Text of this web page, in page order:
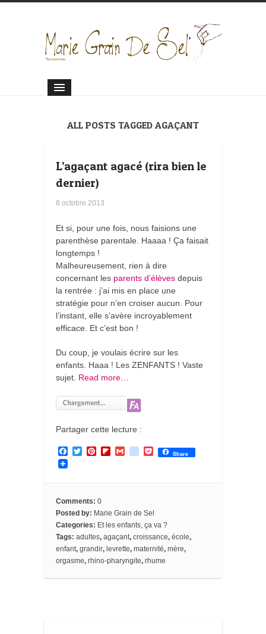
ALL POSTS TAGGED AGAÇANT
L’agaçant agacé (rira bien le
dernier)
8 octobre 2013
Et si, pour une fois, nous faisions une
parenthèse parentale. Haaaa ! Ça faisait
longtemps !
Malheureusement, rien à dire
concernant les parents d’élèves depuis
la rentrée : j’ai mis en place une
stratégie pour n’en croiser aucun. Pour
l’instant, elle s’avère incroyablement
efficace. Et c’est bon !
Du coup, je voulais écrire sur les
enfants. Haaa ! Les ZENFANTS ! Vaste
sujet. Read more…
Partager cette lecture :
F
o
k
T
e
r
P
r
e
s
t
F
a
r
d
b
o
o
k
a
P
o
Share
Comments: 0
Posted by: Marie Grain de Sel
Categories: Et les enfants, ça va ?
Tags: adultes, agaçant, croissance, école,
enfant, grandir, levrette, maternité, mère,
orgasme, rhino-pharyngite, rhume